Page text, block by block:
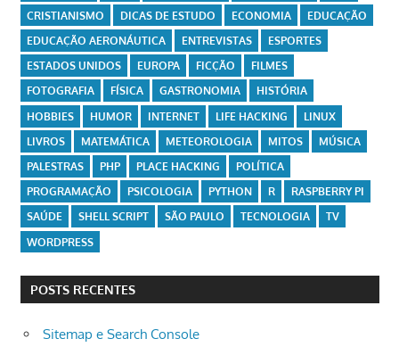
CRISTIANISMO
DICAS DE ESTUDO ECONOMIA
EDUCAÇÃO
EDUCAÇÃO AERONÁUTICA
ENTREVISTAS
ESPORTES
ESTADOS UNIDOS
EUROPA FICÇÃO
FILMES
FOTOGRAFIA
FÍSICA GASTRONOMIA
HISTÓRIA
HOBBIES
HUMOR INTERNET LIFE HACKING
LINUX
LIVROS
MATEMÁTICA METEOROLOGIA MITOS
MÚSICA
PALESTRAS
PHP PLACE HACKING
POLÍTICA
PROGRAMAÇÃO
PSICOLOGIA PYTHON R
RASPBERRY PI
SAÚDE
SHELL SCRIPT SÃO PAULO TECNOLOGIA
TV
WORDPRESS
POSTS RECENTES
Sitemap e Search Console